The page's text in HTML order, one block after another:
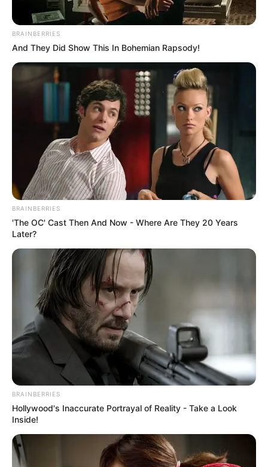
BRAINBERRIES
And They Did Show This In Bohemian Rapsody!
BRAINBERRIES
'The OC' Cast Then And Now - Where Are They 20 Years
Later?
BRAINBERRIES
Hollywood's Inaccurate Portrayal of Reality - Take a Look
Inside!